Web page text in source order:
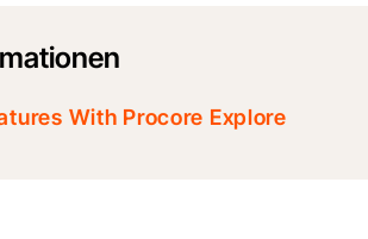
With Procore Explore